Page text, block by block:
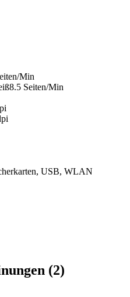
Min
8.5 Seiten/Min
USB, WLAN
(2)